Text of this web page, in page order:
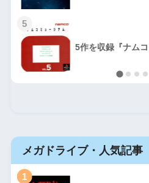
5
5作を収録『ナム
メガドライブ・人気記事
1